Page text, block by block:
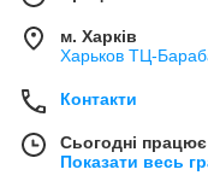
м. Харків
Харьков ТЦ-
Контакти
Сьогодні
Показати весь